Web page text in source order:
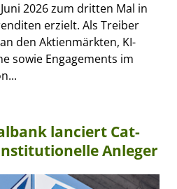
2026 zum dritten Mal in
erzielt. Als Treiber
den Aktienmärkten, KI-
sowie Engagements im
lanciert Cat-
Anleger